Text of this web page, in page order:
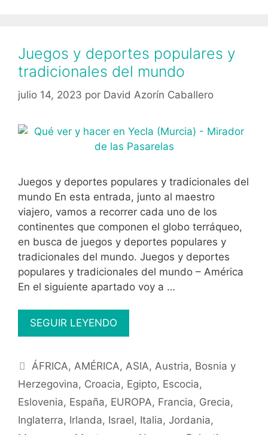
Juegos y deportes populares y
tradicionales del mundo
julio 14, 2023 por David Azorín Caballero
Juegos y deportes populares y tradicionales del
mundo En esta entrada, junto al maestro
viajero, vamos a recorrer cada uno de los
continentes que componen el globo terráqueo,
en busca de juegos y deportes populares y
tradicionales del mundo. Juegos y deportes
populares y tradicionales del mundo – América
En el siguiente apartado voy a …
SEGUIR LEYENDO
y
populares
y
tradicionales
mundo
Categorías
ÁFRICA,AMÉRICA,ASIA,Austria, Bosnia y
Herzegovina, Croacia, Egipto, Escocia,
Eslovenia, España, EUROPA, Francia, Grecia,
Inglaterra, Irlanda, Israel, Italia, Jordania,